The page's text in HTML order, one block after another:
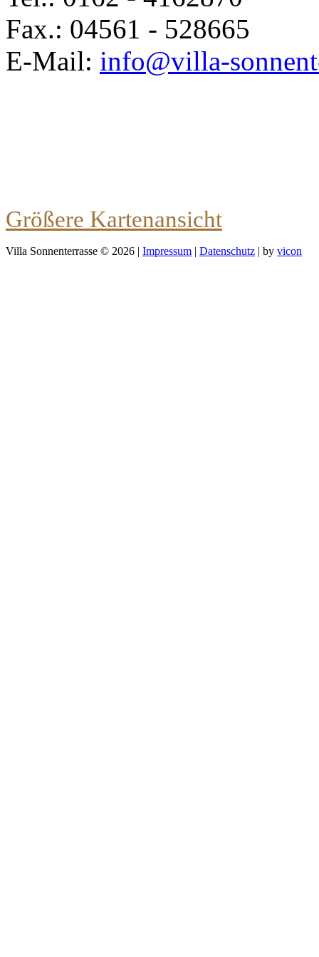
Fax.: 04561 - 528665
E-Mail: info@villa-
Größere Kartenansicht
Villa Sonnenterrasse © 2026 | Impressum | Datenschutz | by vicon